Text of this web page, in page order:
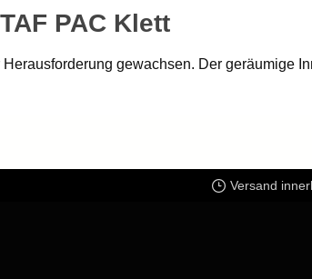
PAC Klett
gewachsen. Der geräumige
Versand